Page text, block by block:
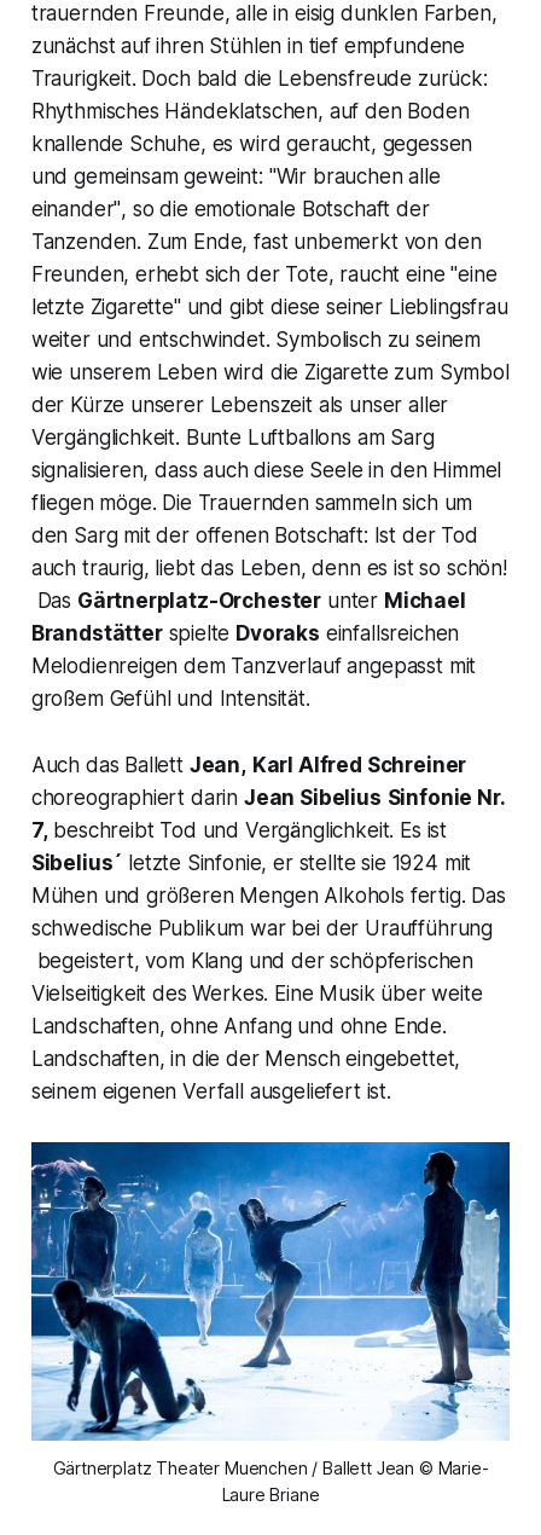
trauernden Freunde, alle in eisig dunklen Farben,
zunächst auf ihren Stühlen in tief empfundene
Traurigkeit. Doch bald die Lebensfreude zurück:
Rhythmisches Händeklatschen, auf den Boden
knallende Schuhe, es wird geraucht, gegessen
und gemeinsam geweint: "Wir brauchen alle
einander", so die emotionale Botschaft der
Tanzenden. Zum Ende, fast unbemerkt von den
Freunden, erhebt sich der Tote, raucht eine"eine
letzte Zigarette"und gibt diese seiner Lieblingsfrau
weiter und entschwindet. Symbolisch zu seinem
wie unserem Leben wird die Zigarette zum Symbol
der Kürze unserer Lebenszeit als unser aller
Vergänglichkeit. Bunte Luftballons am Sarg
signalisieren, dass auch diese Seele in den Himmel
fliegen möge. Die Trauernden sammeln sich um
den Sarg mit der offenen Botschaft: Ist der Tod
auch traurig, liebt das Leben, denn es ist so schön!
Das Gärtnerplatz-Orchester unter Michael
Brandstätterspielte Dvoraks einfallsreichen
Melodienreigen dem Tanzverlauf angepasst mit
großem Gefühl und Intensität.
Auch das Ballett Jean, Karl Alfred Schreiner
choreographiert darin Jean Sibelius Sinfonie Nr.
7,beschreibt Tod und Vergänglichkeit. Es ist
Sibelius´ letzte Sinfonie, er stellte sie 1924 mit
Mühen und größeren Mengen Alkohols fertig. Das
schwedische Publikum war bei der Uraufführung
begeistert, vom Klang und der schöpferischen
Vielseitigkeit des Werkes. Eine Musik über weite
Landschaften, ohne Anfang und ohne Ende.
Landschaften, in die der Mensch eingebettet,
seinem eigenen Verfall ausgeliefert ist.
Gärtnerplatz Theater Muenchen / Ballett Jean © Marie-
Laure Briane